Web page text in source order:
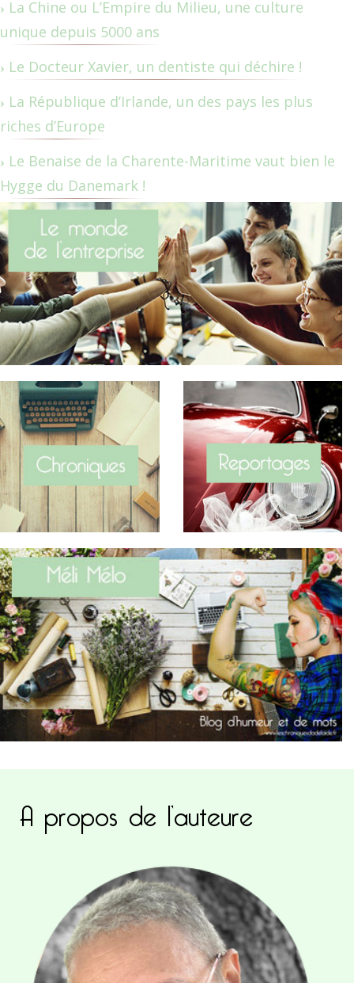
La Chine ou L’Empire du Milieu, une culture
unique depuis 5000 ans
Le Docteur Xavier, un dentiste qui déchire !
La République d’Irlande, un des pays les plus
riches d’Europe
Le Benaise de la Charente-Maritime vaut bien le
Hygge du Danemark !
A propos de l’auteure